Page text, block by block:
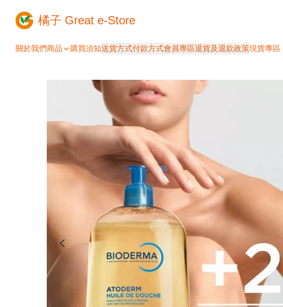
橘子 Great e-Store
關於我們商品 購買須知送貨方式付款方式會員專區退貨及退款政策現貨專區